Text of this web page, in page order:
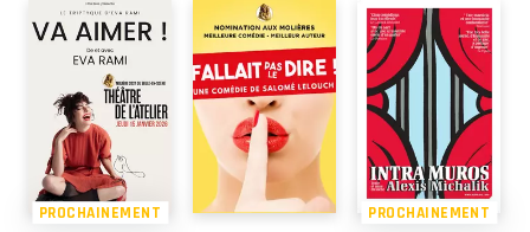
PROCHAINEMENT PROCHAINEMENT